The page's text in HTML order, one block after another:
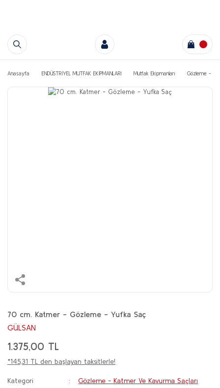
Anasayfa ENDÜSTRİYEL MUTFAK EKİPMANLARI Mutfak Ekipmanları Gözleme -
70 cm. Katmer - Gözleme - Yufka Saç
GÜLSAN
1.375,00 TL
*145,31 TL den başlayan taksitlerle!
Kategori
Gözleme - Katmer Ve Kavurma Saçları